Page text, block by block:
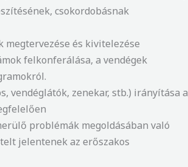
csokordobásnak
megtervezése és kivitelezése
felkonferálása, a vendégek
vendéglátók, zenekar, stb.) irányítása a
problémák megoldásában való
jelentenek az erőszakos